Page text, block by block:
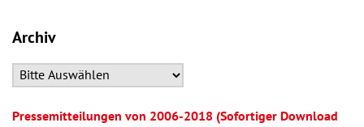
Archiv
Pressemitteilungen von 2006-2018 (Sofortiger Download